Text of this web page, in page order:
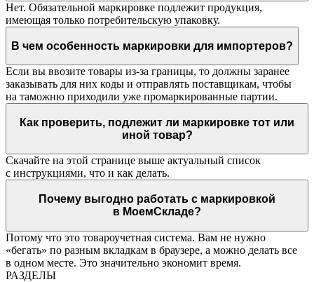
Нет. Обязательной маркировке подлежит продукция,
имеющая только потребительскую упаковку.
В чем особенность маркировки для импортеров?
Если вы ввозите товары из-за границы, то должны заранее
заказывать для них коды и отправлять поставщикам, чтобы
на таможню приходили уже промаркированные партии.
Как проверить, подлежит ли маркировке тот или
иной товар?
Скачайте на этой странице выше актуальный список
с инструкциями, что и как делать.
Почему выгодно работать с маркировкой
в МоемСкладе?
Потому что это товароучетная система. Вам не нужно
«бегать» по разным вкладкам в браузере, а можно делать все
в одном месте. Это значительно экономит время.
РАЗДЕЛЫ